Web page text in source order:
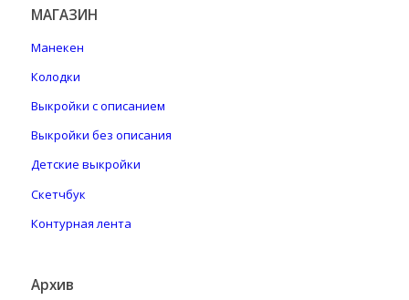
МАГАЗИН
Манекен
Колодки
Выкройки с описанием
Выкройки без описания
Детские выкройки
Скетчбук
Контурная лента
Архив